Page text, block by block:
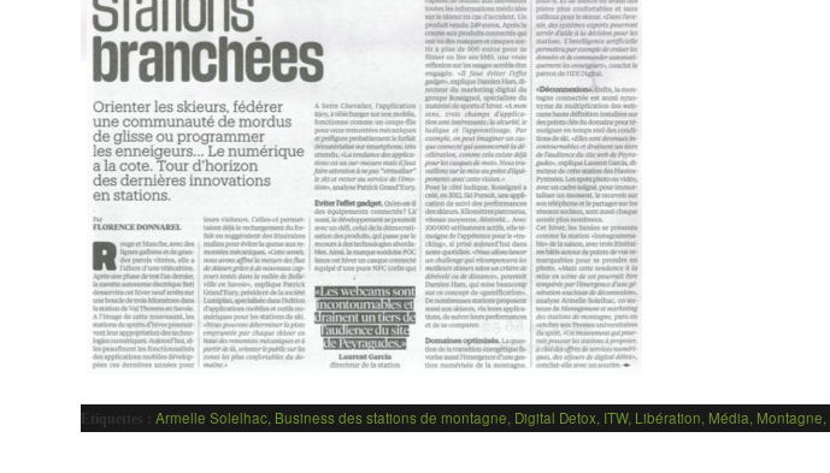
Etiquettes : Armelle Solelhac, Business des stations de montagne, Digital Detox, ITW, Libération, Média, Montagne,